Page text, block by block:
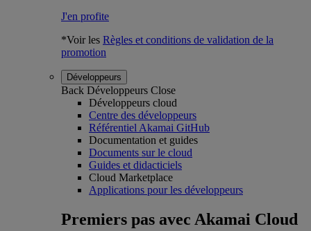
J'en profite
*Voir les Règles et conditions de validation de la
promotion
Développeurs
Back Développeurs Close
Développeurs cloud
Centre des développeurs
Référentiel Akamai GitHub
Documentation et guides
Documents sur le cloud
Guides et didacticiels
Cloud Marketplace
Applications pour les développeurs
Premiers pas avec Akamai Cloud